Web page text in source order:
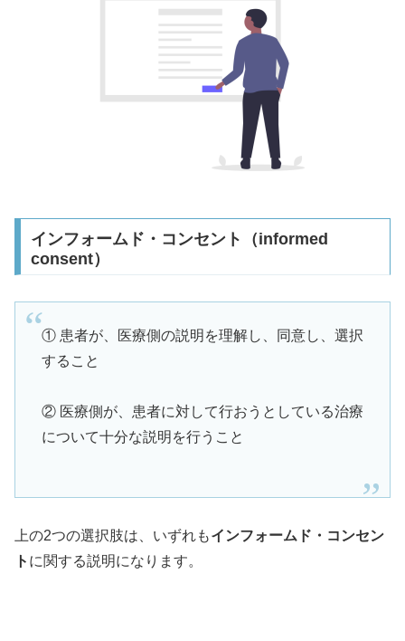
インフォームド・コンセント（informed
consent）
① 患者が、医療側の説明を理解し、同意し、選択
すること
② 医療側が、患者に対して行おうとしている治療
について十分な説明を行うこと
上の2つの選択肢は、いずれもインフォームド・コンセン
ト に関する説明になります。